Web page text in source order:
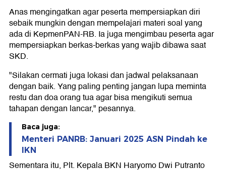
Anas mengingatkan agar peserta mempersiapkan diri
sebaik mungkin dengan mempelajari materi soal yang
ada di KepmenPAN-RB. Ia juga mengimbau peserta agar
mempersiapkan berkas-berkas yang wajib dibawa saat
SKD.
"Silakan cermati juga lokasi dan jadwal pelaksanaan
dengan baik. Yang paling penting jangan lupa meminta
restu dan doa orang tua agar bisa mengikuti semua
tahapan dengan lancar," pesannya.
Baca juga:
Menteri PANRB: Januari 2025 ASN Pindah ke
IKN
Sementara itu, Plt. Kepala BKN Haryomo Dwi Putranto